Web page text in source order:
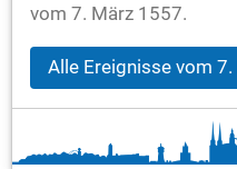
vom 7. März 1557.
Alle Ereignisse vom